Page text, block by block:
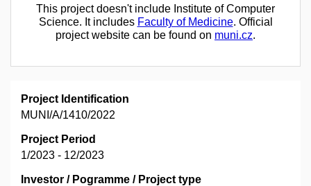
This project doesn't include Institute of Computer
Science. It includes Faculty of Medicine. Official
project website can be found on muni.cz.
Project Identification
MUNI/A/1410/2022
Project Period
1/2023 - 12/2023
Investor / Pogramme / Project type